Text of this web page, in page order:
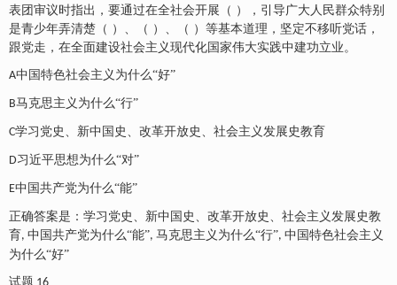
表团审议时指出，要通过在全社会开展（ ），引导广大人民群众特别
是青少年弄清楚（ ）、（ ）、（ ）等基本道理，坚定不移听党话，
跟党走，在全面建设社会主义现代化国家伟大实践中建功立业。
A中国特色社会主义为什么“好”
B马克思主义为什么“行”
C学习党史、新中国史、改革开放史、社会主义发展史教育
D习近平思想为什么“对”
E中国共产党为什么“能”
正确答案是：学习党史、新中国史、改革开放史、社会主义发展史教
育, 中国共产党为什么“能”, 马克思主义为什么“行”, 中国特色社会主义
为什么“好”
试题